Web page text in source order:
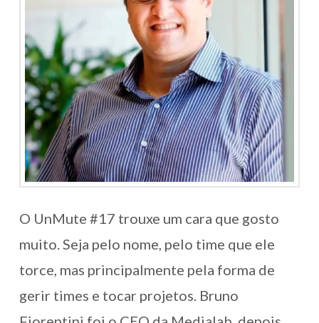
O UnMute #17 trouxe um cara que gosto
muito. Seja pelo nome, pelo time que ele
torce, mas principalmente pela forma de
gerir times e tocar projetos. Bruno